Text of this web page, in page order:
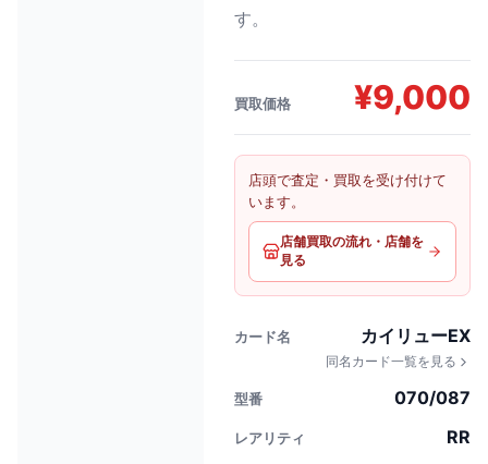
す。
買取価格 ¥9,000
店頭で査定・買取を受け付けて
います。
店舗買取の流れ・店舗を
見る
カード名 カイリューEX
同名カード一覧を見る
型番 070/087
レアリティ RR